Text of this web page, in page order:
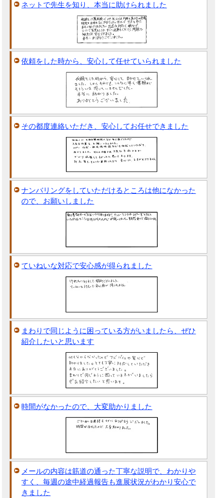
ネットで先生を知り、本当に助けられました
依頼をした時から、安心して任せていられました
その都度連絡いただき、安心してお任せできました
ナンバリングをしていただけるところは他になかった
ので、お願いしました
ていねいな対応で安心感が得られました
まわりで同じように困っている方がいましたら、ぜひ
紹介したいと思います
時間がなかったので、大変助かりました
メールの内容は筋道の通った丁寧な説明で、わかりや
すく、毎週の途中経過報告も進展状況がわかり安心で
きました